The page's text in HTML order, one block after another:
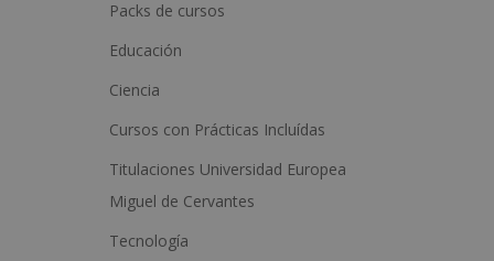
a
v
e
:
Packs de cursos
Educación
Ciencia
Cursos con Prácticas Incluídas
Titulaciones Universidad Europea
Miguel de Cervantes
Tecnología